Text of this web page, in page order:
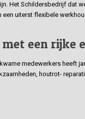
Het Schildersbedrijf dat
een uiterst flexibele
een rijke
medewerkers heeft
houtrot-